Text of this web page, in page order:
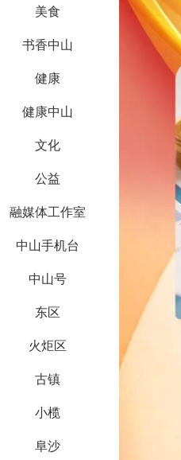
美食
书香中山
健康
健康中山
文化
公益
融媒体工作室
中山手机台
中山号
东区
火炬区
古镇
小榄
阜沙